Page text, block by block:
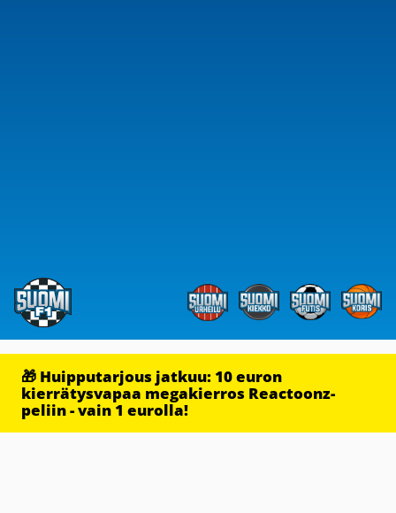
🎁 Huipputarjous jatkuu: 10 euron
kierrätysvapaa megakierros Reactoonz-
peliin - vain 1 eurolla!